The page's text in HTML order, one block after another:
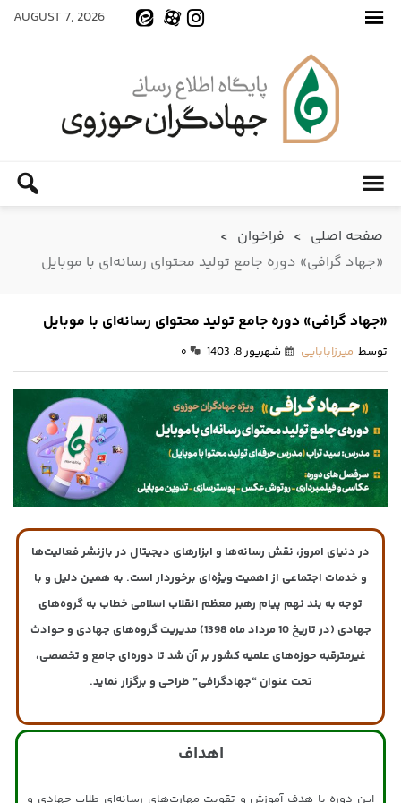
AUGUST 7, 2026
صفحه اصلی > فراخوان >
«جهاد گرافی» دوره جامع تولید محتوای رسانه‌ای با موبایل
«جهاد گرافی» دوره جامع تولید محتوای رسانه‌ای با موبایل
توسط میرزابابایی شهریور 8, 1403 ۰
در دنیای امروز، نقش رسانه‌ها و ابزارهای دیجیتال در بازنشر فعالیت‌ها
و خدمات اجتماعی از اهمیت ویژه‌ای برخوردار است. به همین دلیل و با
توجه به بند نهم پیام رهبر معظم انقلاب اسلامی خطاب به گروه‌های
جهادی (در تاریخ 10 مرداد ماه 1398) مدیریت گروه‌های جهادی و حوادث
غیرمترقبه حوزه‌های علمیه کشور بر آن شد تا دوره‌ای جامع و تخصصی،
تحت عنوان “جهادگرافی” طراحی و برگزار نماید.
اهداف
این دوره با هدف آموزش و تقویت مهارت‌های رسانه‌ای طلاب جهادی و